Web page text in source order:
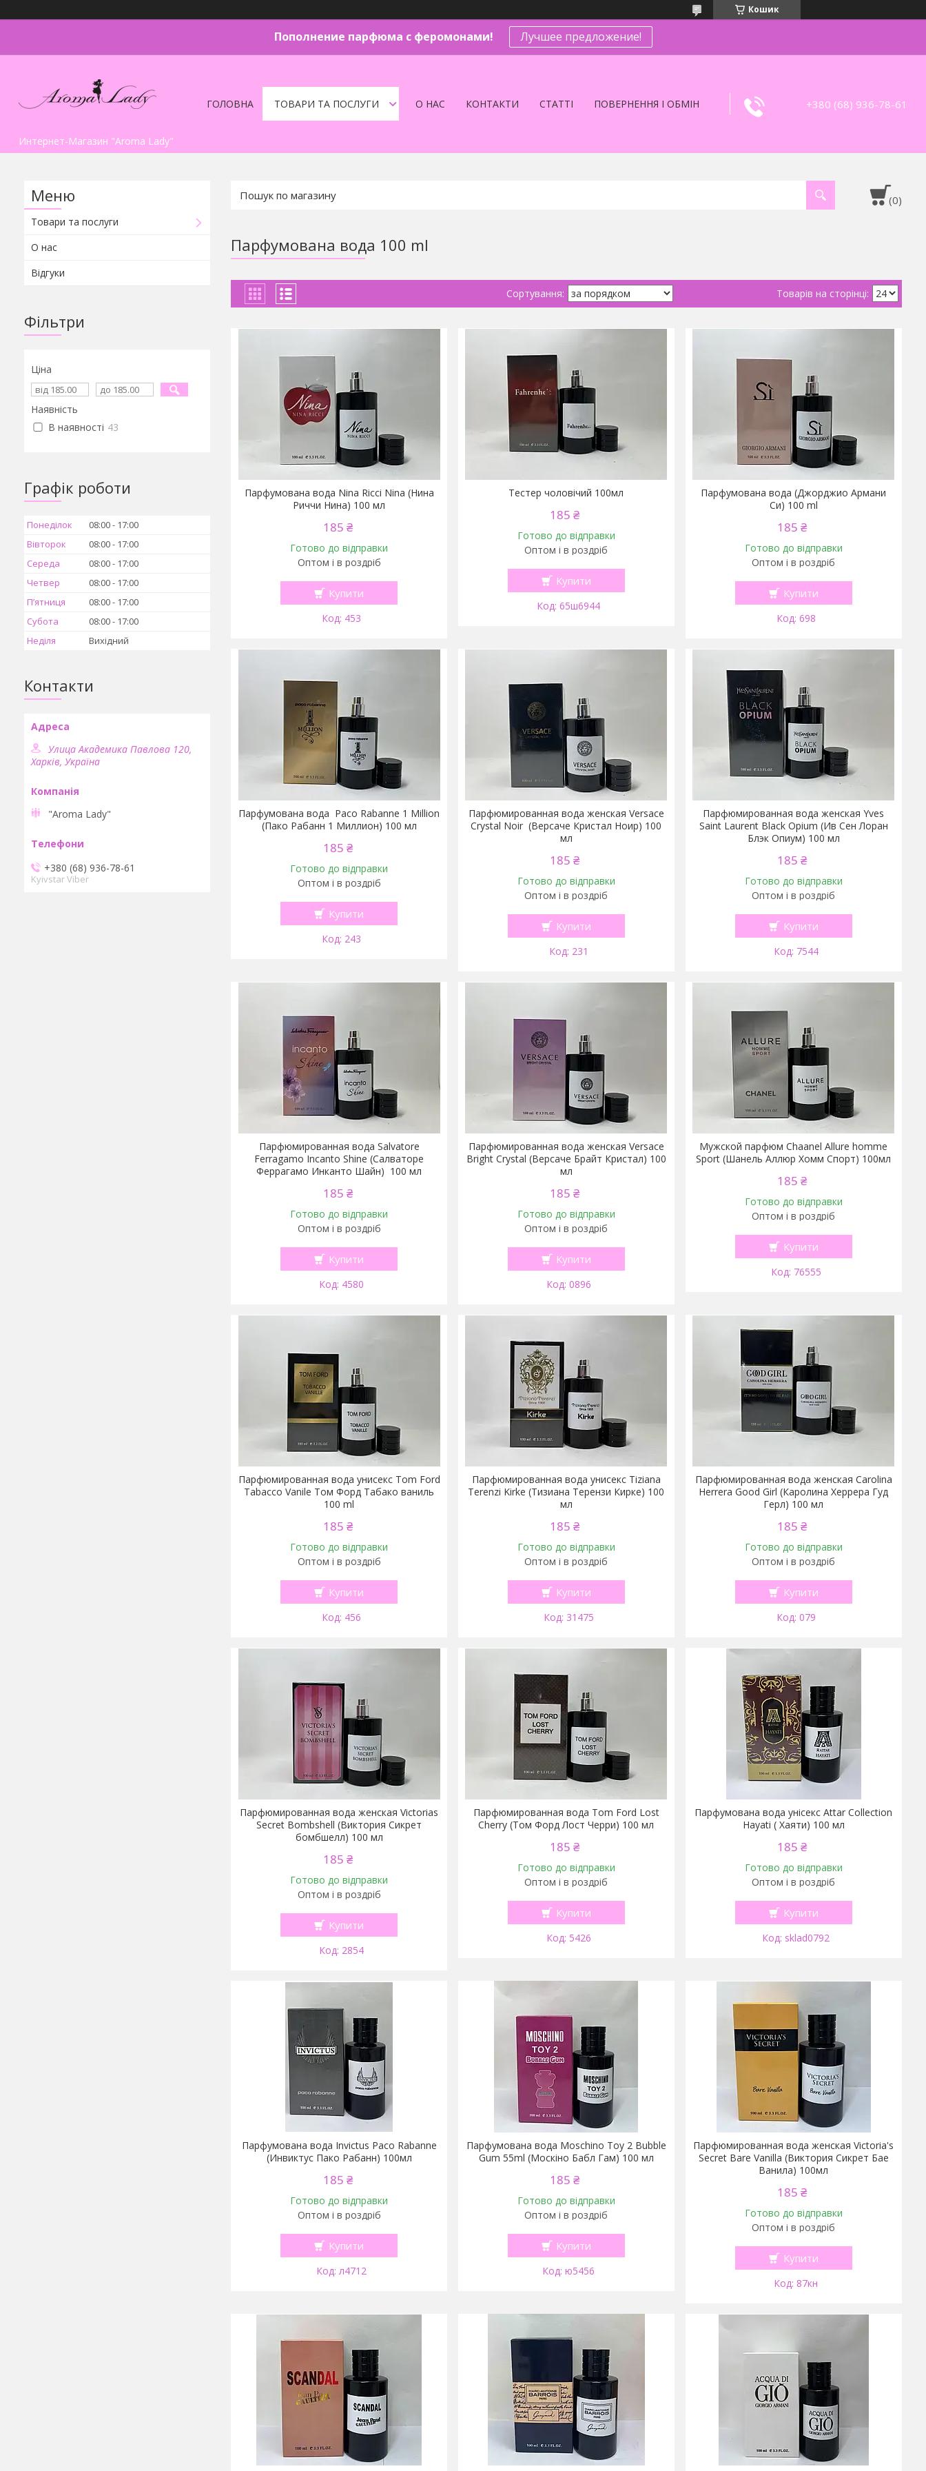
Кошик
Пополнение парфюма с феромонами! Лучшее предложение!
Интернет-Магазин "Aroma Lady"
ГОЛОВНА ТОВАРИ ТА ПОСЛУГИ О НАС КОНТАКТИ СТАТТІ ПОВЕРНЕННЯ І ОБМІН +380 (68) 936-78-61
Парфумована вода 100 ml
Парфумована вода Nina Ricci Nina (Нина
Риччи Нина) 100 мл
185 ₴
Готово до відправки
Оптом і в роздріб
Купити
453
Тестер чоловічий 100мл
185 ₴
Готово до відправки
Оптом і в роздріб
Купити
65ш6944
Парфумована вода (Джорджио Армани
Си) 100 ml
185 ₴
Готово до відправки
Оптом і в роздріб
Купити
698
Парфумована вода Paco Rabanne 1 Million
(Пако Рабанн 1 Миллион) 100 мл
185 ₴
Готово до відправки
Оптом і в роздріб
Купити
243
Парфюмированная вода женская Versace
Crystal Noir (Версаче Кристал Ноир) 100
мл
185 ₴
Готово до відправки
Оптом і в роздріб
Купити
231
Парфюмированная вода женская Yves
Saint Laurent Black Opium (Ив Сен Лоран
Блэк Опиум) 100 мл
185 ₴
Готово до відправки
Оптом і в роздріб
Купити
7544
Парфюмированная вода Salvatore
Ferragamo Incanto Shine (Салваторе
Феррагамо Инканто Шайн) 100 мл
185 ₴
Готово до відправки
Оптом і в роздріб
Купити
4580
Парфюмированная вода женская Versace
Bright Crystal (Версаче Брайт Кристал) 100
мл
185 ₴
Готово до відправки
Оптом і в роздріб
Купити
0896
Мужской парфюм Chаanel Allure homme
Sport (Шанель Аллюр Хомм Спорт) 100мл
185 ₴
Готово до відправки
Оптом і в роздріб
Купити
76555
Парфюмированная вода унисекс Tom Ford
Tabacco Vanile Том Форд Табако ваниль
100 ml
185 ₴
Готово до відправки
Оптом і в роздріб
Купити
456
Парфюмированная вода унисекс Tiziana
Terenzi Kirke (Тизиана Терензи Кирке) 100
мл
185 ₴
Готово до відправки
Оптом і в роздріб
Купити
31475
Парфюмированная вода женская Carolina
Herrera Good Girl (Каролина Херрера Гуд
Герл) 100 мл
185 ₴
Готово до відправки
Оптом і в роздріб
Купити
079
Парфюмированная вода женская Victorias
Secret Bombshell (Виктория Сикрет
бомбшелл) 100 мл
185 ₴
Готово до відправки
Оптом і в роздріб
Купити
2854
Парфюмированная вода Tom Ford Lost
Cherry (Том Форд Лост Черри) 100 мл
185 ₴
Готово до відправки
Оптом і в роздріб
Купити
5426
Парфумована вода унісекс Attar Collection
Hayati ( Хаяти) 100 мл
185 ₴
Готово до відправки
Оптом і в роздріб
Купити
sklad0792
Парфумована вода Invictus Paco Rabanne
(Инвиктус Пако Рабанн) 100мл
185 ₴
Готово до відправки
Оптом і в роздріб
Купити
л4712
Парфумована вода Moschino Toy 2 Bubble
Gum 55ml (Москіно Бабл Гам) 100 мл
185 ₴
Готово до відправки
Оптом і в роздріб
Купити
ю5456
Парфюмированная вода женская Victoria's
Secret Bare Vanilla (Виктория Сикрет Бае
Ванила) 100мл
185 ₴
Готово до відправки
Оптом і в роздріб
Купити
87кн
Товари та послуги
О нас
Відгуки
Фільтри
Ціна
Наявність
В наявності 43
Графік роботи
Понеділок 08:00
17:00
Вівторок
08:00
17:00
Середа
08:00
17:00
Четвер
08:00
17:00
Пʼятниця
08:00
17:00
Субота
08:00
17:00
Неділя
Вихідний
Контакти
Улица Академика Павлова 120,
Харків, Україна
"Aroma Lady"
+380 (68) 936-78-61
Kyivstar Viber